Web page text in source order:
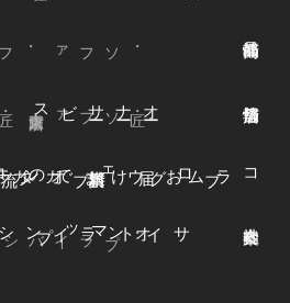
・ソファ
オーナーサー
ビス
コラム
ブログ
サイトマップ